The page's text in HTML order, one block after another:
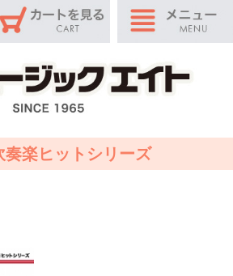
奏楽ヒットシリーズ